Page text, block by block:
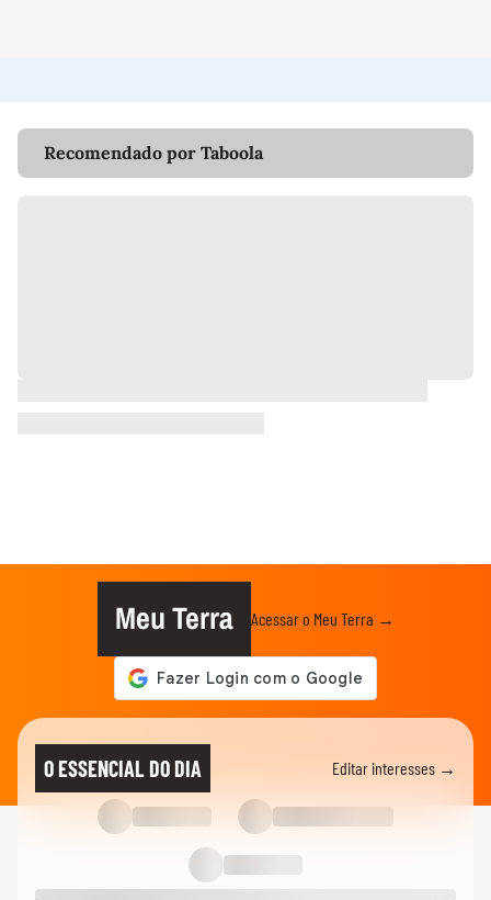
Recomendado por Taboola
Meu Terra Acessar o Meu Terra →
O ESSENCIAL DO DIA Editar interesses →